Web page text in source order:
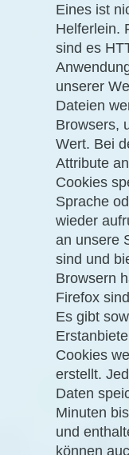
Eines ist
Helferlein.
sind es
unserer
Dateien
Browsers,
Wert. Bei
Attribute
Cookies
Sprache
wieder
an unsere
sind und
Browsern
Firefox
Es gibt
Cookies
erstellt.
Daten
Minuten
und
können